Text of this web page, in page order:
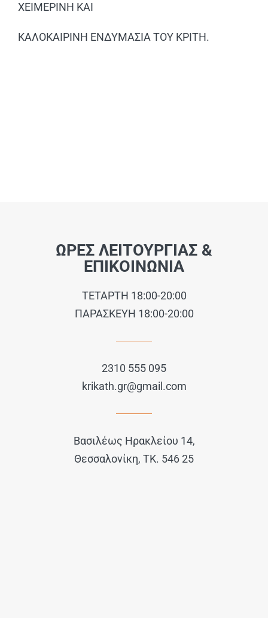
ΧΕΙΜΕΡΙΝΗ ΚΑΙ
ΚΑΛΟΚΑΙΡΙΝΗ ΕΝΔΥΜΑΣΙΑ ΤΟΥ ΚΡΙΤΗ.
ΩΡΕΣ ΛΕΙΤΟΥΡΓΙΑΣ &
ΕΠΙΚΟΙΝΩΝΙΑ
ΤΕΤΑΡΤΗ 18:00-20:00
ΠΑΡΑΣΚΕΥΗ 18:00-20:00
2310 555 095
krikath.gr@gmail.com
Βασιλέως Ηρακλείου 14,
Θεσσαλονίκη, ΤΚ. 546 25